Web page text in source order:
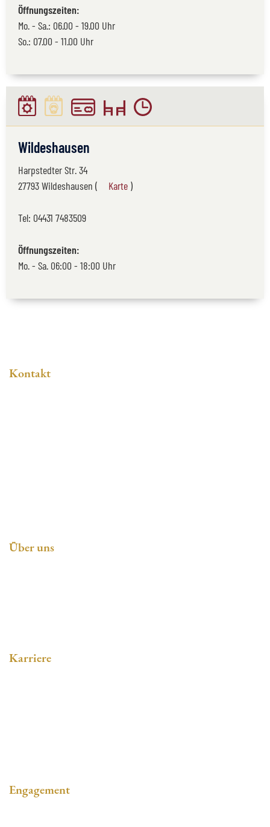
Öffnungszeiten:
Mo. - Sa.: 06.00 - 19.00 Uhr
So.: 07.00 - 11.00 Uhr
Wildeshausen
Harpstedter Str. 34
27793 Wildeshausen (
Karte )
Tel: 04431 7483509
Öffnungszeiten:
Mo. - Sa. 06:00 - 18:00 Uhr
Kontakt
Über uns
Karriere
Engagement